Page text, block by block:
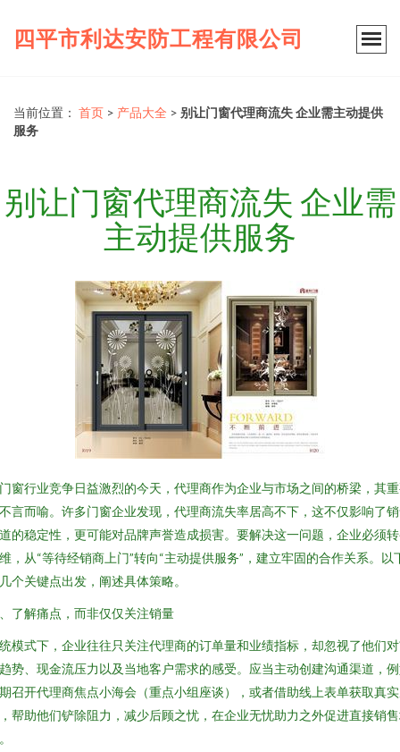
四平市利达安防工程有限公司
当前位置： 首页 > 产品大全 > 别让门窗代理商流失 企业需主动提供
服务
别让门窗代理商流失 企业需
主动提供服务
窗行业竞争日益激烈的今天，代理商作为企业与市场之间的桥梁，其
言而喻。许多门窗企业发现，代理商流失率居高不下，这不仅影响了
的稳定性，更可能对品牌声誉造成损害。要解决这一问题，企业必须
，从“等待经销商上门”转向“主动提供服务”，建立牢固的合作关系。以
个关键点出发，阐述具体策略。
了解痛点，而非仅仅关注销量
模式下，企业往往只关注代理商的订单量和业绩指标，却忽视了他们
势、现金流压力以及当地客户需求的感受。应当主动创建沟通渠道，
召开代理商焦点小海会（重点小组座谈），或者借助线上表单获取真
帮助他们铲除阻力，减少后顾之忧，在企业无忧助力之外促进直接销